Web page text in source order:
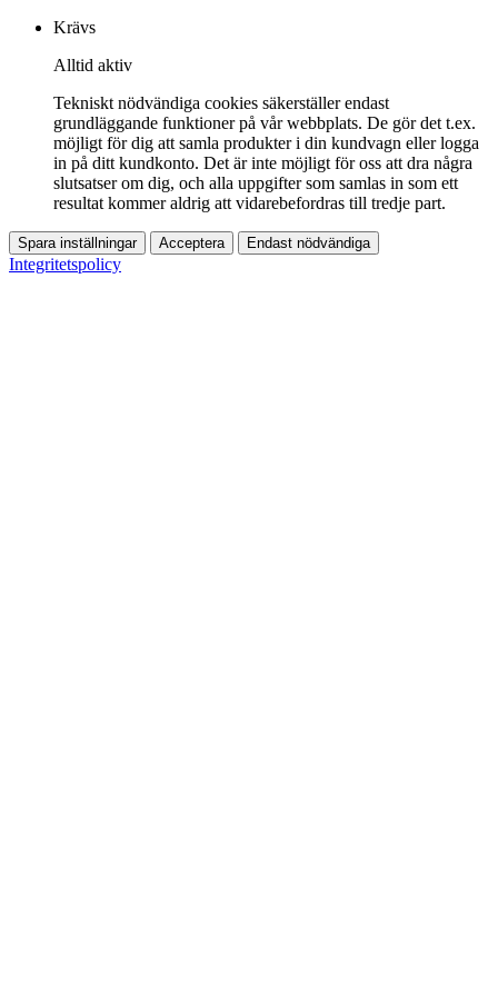
Krävs
Alltid aktiv
Tekniskt nödvändiga cookies säkerställer endast
grundläggande funktioner på vår webbplats. De gör det t.ex.
möjligt för dig att samla produkter i din kundvagn eller logga
in på ditt kundkonto. Det är inte möjligt för oss att dra några
slutsatser om dig, och alla uppgifter som samlas in som ett
resultat kommer aldrig att vidarebefordras till tredje part.
Spara inställningar Acceptera Endast nödvändiga
Integritetspolicy